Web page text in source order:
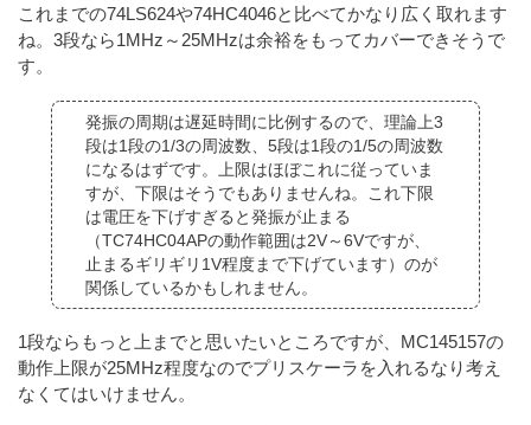
これまでの74LS624や74HC4046と比べてかなり広く取れます
ね。3段なら1MHz～25MHzは余裕をもってカバーできそうで
す。
発振の周期は遅延時間に比例するので、理論上3
段は1段の1/3の周波数、5段は1段の1/5の周波数
になるはずです。上限はほぼこれに従っていま
すが、下限はそうでもありませんね。これ下限
は電圧を下げすぎると発振が止まる
（TC74HC04APの動作範囲は2V～6Vですが、
止まるギリギリ1V程度まで下げています）のが
関係しているかもしれません。
1段ならもっと上までと思いたいところですが、MC145157の
動作上限が25MHz程度なのでプリスケーラを入れるなり考え
なくてはいけません。